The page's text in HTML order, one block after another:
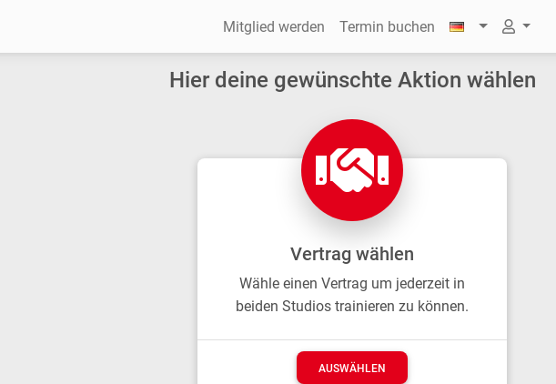
Mitglied werden Termin buchen
Hier deine gewünschte Aktion wählen
Vertrag wählen
Wähle einen Vertrag um jederzeit in
beiden Studios trainieren zu können.
AUSWÄHLEN